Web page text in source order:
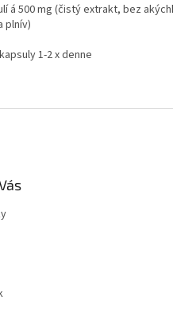
á 500 mg (čistý extrakt, bez
plnív)
1-2 x denne